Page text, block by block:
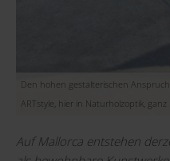
Den hohen gestalterischen
ARTstyle, hier in Naturholzoptik,
Auf Mallorca entstehen